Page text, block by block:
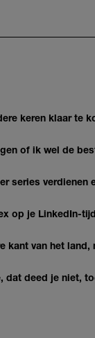
keren klaar te
of ik wel de
series verdienen
op je LinkedIn-
kant van het
dat deed je niet,